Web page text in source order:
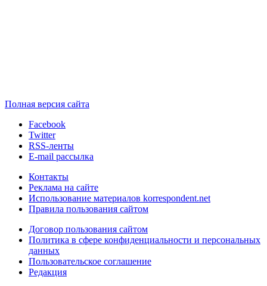
Полная версия сайта
Facebook
Twitter
RSS-ленты
E-mail рассылка
Контакты
Реклама на сайте
Использование материалов korrespondent.net
Правила пользования сайтом
Договор пользования сайтом
Политика в сфере конфиденциальности и персональных
данных
Пользовательское соглашение
Редакция